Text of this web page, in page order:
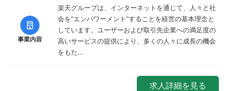
事業内容
楽天グループは、インターネットを通じて、人々と社
会を“エンパワーメント”することを経営の基本理念と
しています。ユーザーおよび取引先企業への満足度の
高いサービスの提供により、多くの人々に成長の機会
をもた…
求人詳細を見る